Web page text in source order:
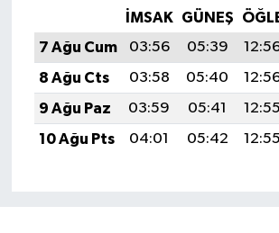
İMSAK GÜNEŞ
7 Ağu Cum
03:56 05:39
8 Ağu Cts
03:58 05:40
9 Ağu Paz
03:59 05:41 12:55
10 Ağu Pts
04:01 05:42 12:55